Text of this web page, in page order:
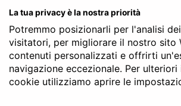
La detrazione è pari al 19%
massimo di spesa di 4.000
detrazione può quindi arrivare
massimo di circa 760 euro.
Una nota rilevante: per poter
La tua privacy è la nostra priorità
Potremmo posizionarli per l'analisi
visitatori, per migliorare il nostro sito
contenuti personalizzati e offrirti
navigazione eccezionale. Per
cookie utilizziamo aprire le